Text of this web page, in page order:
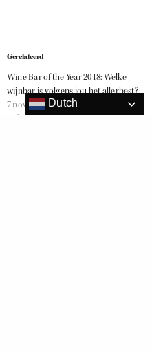
Gerelateerd
Wine Bar of the Year 2018: Welke
wijnbar is volgens jou het allerbest?
7 november 2018
In "Wine"
Dutch